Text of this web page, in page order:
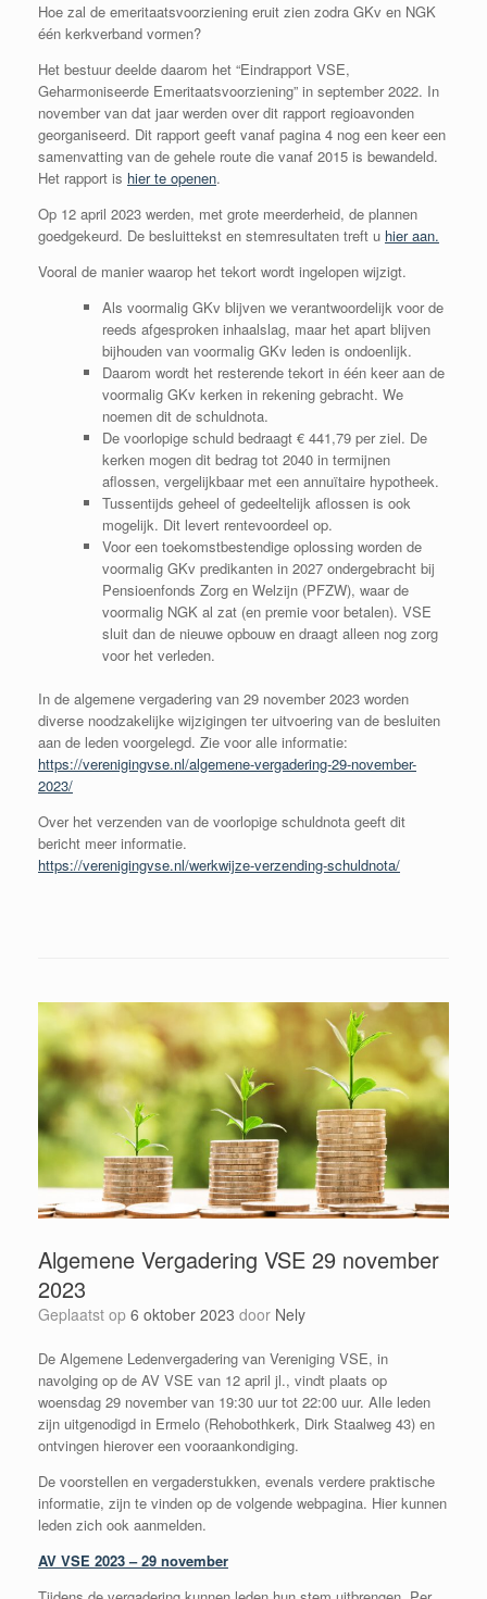
Hoe zal de emeritaatsvoorziening eruit zien zodra GKv en NGK
één kerkverband vormen?
Het bestuur deelde daarom het “Eindrapport VSE,
Geharmoniseerde Emeritaatsvoorziening” in september 2022. In
november van dat jaar werden over dit rapport regioavonden
georganiseerd. Dit rapport geeft vanaf pagina 4 nog een keer een
samenvatting van de gehele route die vanaf 2015 is bewandeld.
Het rapport is hier te openen.
Op 12 april 2023 werden, met grote meerderheid, de plannen
goedgekeurd. De besluittekst en stemresultaten treft u hier aan.
Vooral de manier waarop het tekort wordt ingelopen wijzigt.
Als voormalig GKv blijven we verantwoordelijk voor de
reeds afgesproken inhaalslag, maar het apart blijven
bijhouden van voormalig GKv leden is ondoenlijk.
Daarom wordt het resterende tekort in één keer aan de
voormalig GKv kerken in rekening gebracht. We
noemen dit de schuldnota.
De voorlopige schuld bedraagt € 441,79 per ziel. De
kerken mogen dit bedrag tot 2040 in termijnen
aflossen, vergelijkbaar met een annuïtaire hypotheek.
Tussentijds geheel of gedeeltelijk aflossen is ook
mogelijk. Dit levert rentevoordeel op.
Voor een toekomstbestendige oplossing worden de
voormalig GKv predikanten in 2027 ondergebracht bij
Pensioenfonds Zorg en Welzijn (PFZW), waar de
voormalig NGK al zat (en premie voor betalen). VSE
sluit dan de nieuwe opbouw en draagt alleen nog zorg
voor het verleden.
In de algemene vergadering van 29 november 2023 worden
diverse noodzakelijke wijzigingen ter uitvoering van de besluiten
aan de leden voorgelegd. Zie voor alle informatie:
https://verenigingvse.nl/algemene-vergadering-29-november-
2023/
Over het verzenden van de voorlopige schuldnota geeft dit
bericht meer informatie.
https://verenigingvse.nl/werkwijze-verzending-schuldnota/
Algemene Vergadering VSE 29 november
2023
Geplaatst op 6 oktober 2023 door Nely
De Algemene Ledenvergadering van Vereniging VSE, in
navolging op de AV VSE van 12 april jl., vindt plaats op
woensdag 29 november van 19:30 uur tot 22:00 uur. Alle leden
zijn uitgenodigd in Ermelo (Rehobothkerk, Dirk Staalweg 43) en
ontvingen hierover een vooraankondiging.
De voorstellen en vergaderstukken, evenals verdere praktische
informatie, zijn te vinden op de volgende webpagina. Hier kunnen
leden zich ook aanmelden.
AV VSE 2023 – 29 november